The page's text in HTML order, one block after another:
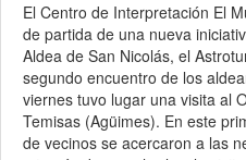
El Centro de Interpretación El
de partida de una nueva
Aldea de San Nicolás, el
segundo encuentro de los
viernes tuvo lugar una visita al
Temisas (Agüimes). En este
de vecinos se acercaron a las